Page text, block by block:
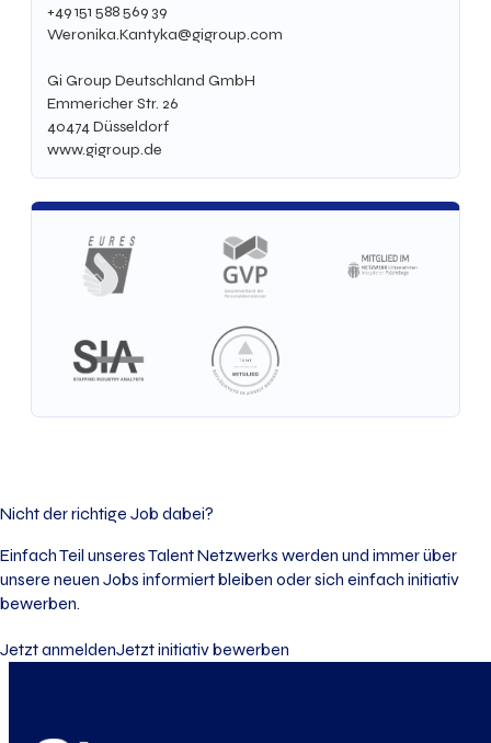
+49 151 588 569 39
Weronika.Kantyka@gigroup.com
Gi Group Deutschland GmbH
Emmericher Str. 26
40474Düsseldorf
www.gigroup.de
Nicht der richtige Job dabei?
Einfach Teil unseres Talent Netzwerks werden und immer über
unsere neuen Jobs informiert bleiben oder sich einfach initiativ
bewerben.
Jetzt anmeldenJetzt initiativ bewerben